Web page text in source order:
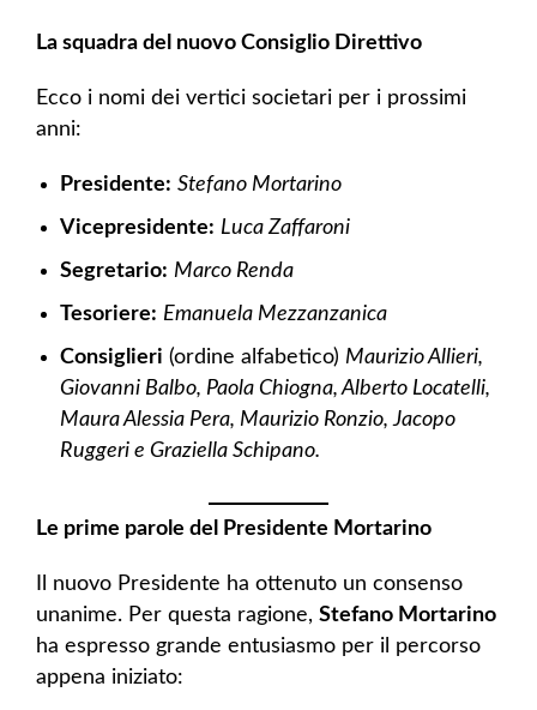
La squadra del nuovo Consiglio Direttivo
Ecco i nomi dei vertici societari per i prossimi
anni:
Presidente: Stefano Mortarino
Vicepresidente: Luca Zaffaroni
Segretario: Marco Renda
Tesoriere: Emanuela Mezzanzanica
Consiglieri (ordine alfabetico) Maurizio Allieri,
Giovanni Balbo, Paola Chiogna, Alberto Locatelli,
Maura Alessia Pera, Maurizio Ronzio, Jacopo
Ruggeri e Graziella Schipano.
Le prime parole del Presidente Mortarino
Il nuovo Presidente ha ottenuto un consenso
unanime. Per questa ragione, Stefano Mortarino
ha espresso grande entusiasmo per il percorso
appena iniziato: